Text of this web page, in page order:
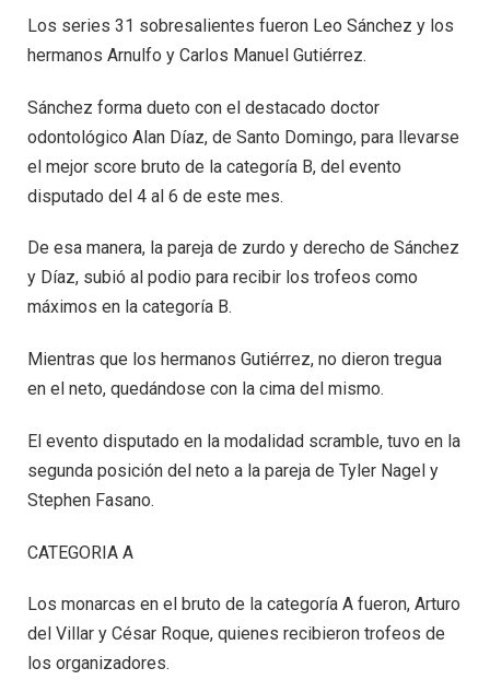
Los series 31 sobresalientes fueron Leo Sánchez y los
hermanos Arnulfo y Carlos Manuel Gutiérrez.
Sánchez forma dueto con el destacado doctor
odontológico Alan Díaz, de Santo Domingo, para llevarse
el mejor score bruto de la categoría B, del evento
disputado del 4 al 6 de este mes.
De esa manera, la pareja de zurdo y derecho de Sánchez
y Díaz, subió al podio para recibir los trofeos como
máximos en la categoría B.
Mientras que los hermanos Gutiérrez, no dieron tregua
en el neto, quedándose con la cima del mismo.
El evento disputado en la modalidad scramble, tuvo en la
segunda posición del neto a la pareja de Tyler Nagel y
Stephen Fasano.
CATEGORIA A
Los monarcas en el bruto de la categoría A fueron, Arturo
del Villar y César Roque, quienes recibieron trofeos de
los organizadores.